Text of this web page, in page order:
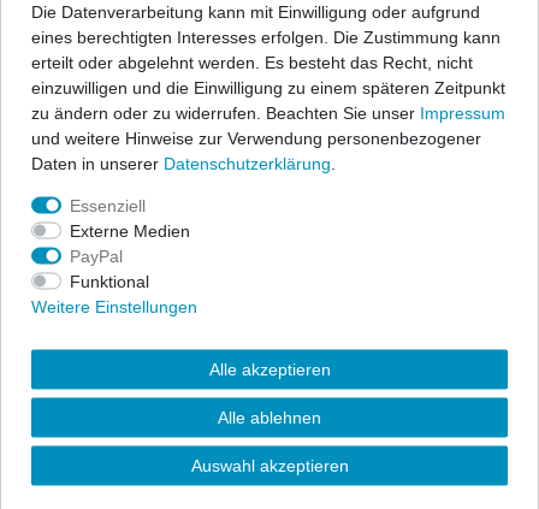
Beschreibung
Angaben Produktsicherheit
Lackbeschädigungen sind beim Be- und Entladen leider nicht
immer vermeidbar, daher ärgerlich und teuer in der Beseitigung.
Damit es erst gar nicht dazu kommt, oder um vorhandene
Beschädigungen abzudecken, ist unser Ladekantenschutz
optimal.
• hergestellt aus schwarzem Kunststoff
• CNC gefräst für eine hohe Passgenauigkeit
• einfache und schnelle Klebemontage (Klebeband ist
• mit Abkantung, deckt auch die Kante ab (3D)
• lackierbar
Die Datenverarbeitung kann mit Einwilligung oder aufgrund
eines berechtigten Interesses erfolgen. Die Zustimmung kann
erteilt oder abgelehnt werden. Es besteht das Recht, nicht
einzuwilligen und die Einwilligung zu einem späteren Zeitpunkt
zu ändern oder zu widerrufen. Beachten Sie unser Impressum
und weitere Hinweise zur Verwendung personenbezogener
Daten in unserer Daten­schutz­erklärung
Essenziell
Externe Medien
PayPal
Funktional
Weitere Einstellungen
Alle akzeptieren
Alle ablehnen
Auswahl akzeptieren